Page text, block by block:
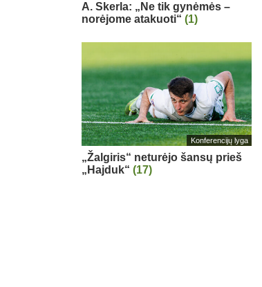
A. Skerla: „Ne tik gynėmės –
norėjome atakuoti“ (1)
Konferencijų lyga
„Žalgiris“ neturėjo šansų prieš
„Hajduk“ (17)